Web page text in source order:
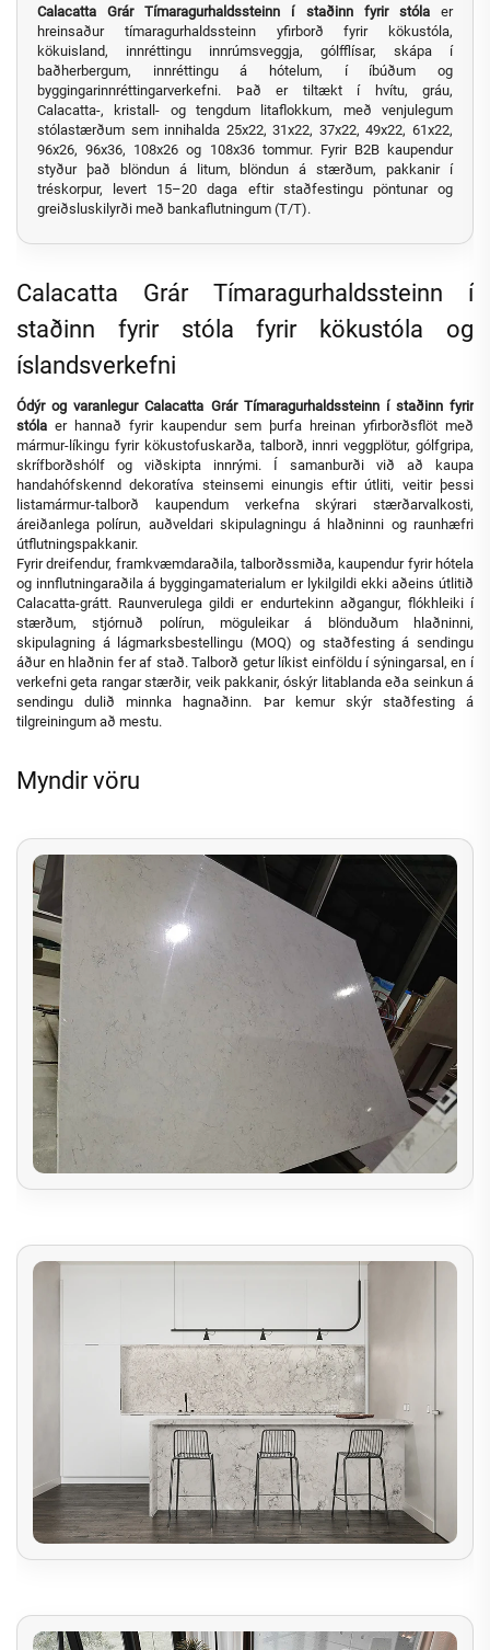
Calacatta Grár Tímaragurhaldssteinn í staðinn fyrir stóla er
hreinsaður tímaragurhaldssteinn yfirborð fyrir kökustóla,
kökuisland, innréttingu innrúmsveggja, gólfflísar, skápa í
baðherbergum, innréttingu á hótelum, í íbúðum og
byggingarinnréttingarverkefni. Það er tiltækt í hvítu, gráu,
Calacatta-, kristall- og tengdum litaflokkum, með venjulegum
stólastærðum sem innihalda 25x22, 31x22, 37x22, 49x22, 61x22,
96x26, 96x36, 108x26 og 108x36 tommur. Fyrir B2B kaupendur
styður það blöndun á litum, blöndun á stærðum, pakkanir í
tréskorpur, levert 15–20 daga eftir staðfestingu pöntunar og
greiðsluskilyrði með bankaflutningum (T/T).
Calacatta Grár Tímaragurhaldssteinn í
staðinn fyrir stóla fyrir kökustóla og
íslandsverkefni
Ódýr og varanlegur Calacatta Grár Tímaragurhaldssteinn í staðinn fyrir
stóla er hannað fyrir kaupendur sem þurfa hreinan yfirborðsflöt með
mármur-líkingu fyrir kökustofuskarða, talborð, innri veggplötur, gólfgripa,
skrífborðshólf og viðskipta innrými. Í samanburði við að kaupa
handahófskennd dekoratíva steinsemi einungis eftir útliti, veitir þessi
listamármur-talborð kaupendum verkefna skýrari stærðarvalkosti,
áreiðanlega polírun, auðveldari skipulagningu á hlaðninni og raunhæfri
útflutningspakkanir.
Fyrir dreifendur, framkvæmdaraðila, talborðssmiða, kaupendur fyrir hótela
og innflutningaraðila á byggingamaterialum er lykilgildi ekki aðeins útlitið
Calacatta-grátt. Raunverulega gildi er endurtekinn aðgangur, flókhleiki í
stærðum, stjórnuð polírun, möguleikar á blönduðum hlaðninni,
skipulagning á lágmarksbestellingu (MOQ) og staðfesting á sendingu
áður en hlaðnin fer af stað. Talborð getur líkist einföldu í sýningarsal, en í
verkefni geta rangar stærðir, veik pakkanir, óskýr litablanda eða seinkun á
sendingu dulið minnka hagnaðinn. Þar kemur skýr staðfesting á
tilgreiningum að mestu.
Myndir vöru